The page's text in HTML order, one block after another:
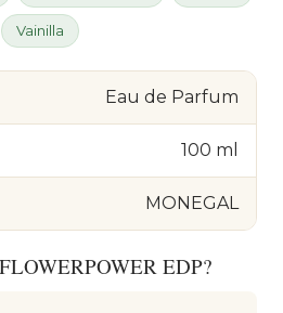
Vainilla
Eau de Parfum
100 ml
MONEGAL
EDP?